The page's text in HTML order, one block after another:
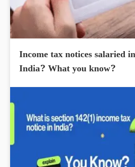
Income tax notices salaried
India? What you know?